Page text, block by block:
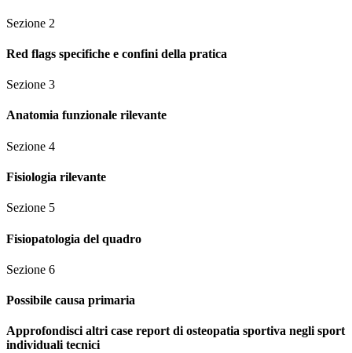
Sezione 2
Red flags specifiche e confini della pratica
Sezione 3
Anatomia funzionale rilevante
Sezione 4
Fisiologia rilevante
Sezione 5
Fisiopatologia del quadro
Sezione 6
Possibile causa primaria
Approfondisci altri case report di osteopatia sportiva negli sport
individuali tecnici